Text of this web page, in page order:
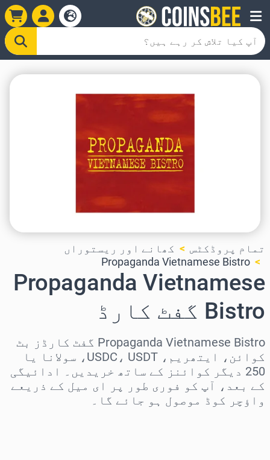
تمام پروڈکٹس
کھانے اور ریستوراں
Propaganda Vietnamese Bistro
Propaganda Vietnamese
Bistro گفٹ کارڈ
Propaganda Vietnamese Bistro گفٹ کارڈز بٹ
کوائن، ایتھریم، USDC، USDT، سولانا یا
250 دیگر کوائنز کے ساتھ خریدیں۔ ادائیگی
کے بعد، آپ کو فوری طور پر ای میل کے ذریعے
واؤچر کوڈ موصول ہو جائے گا۔